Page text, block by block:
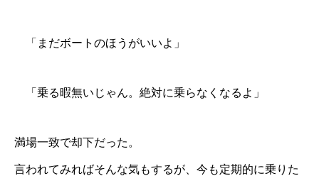
「まだボートのほうがいいよ」
「乗る暇無いじゃん。絶対に乗らなくなるよ」
満場一致で却下だった。
言われてみればそんな気もするが、今も定期的に乗りた